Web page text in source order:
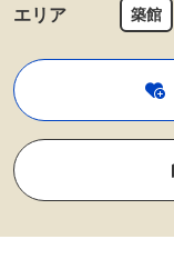
エリア 築館